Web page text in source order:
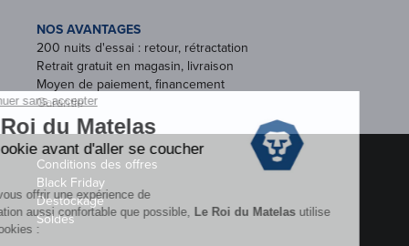
NOS AVANTAGES
200 nuits d'essai : retour, rétractation
Retrait gratuit en magasin, livraison
Moyen de paiement, financement
Garantie
Conditions des offres
Black Friday
Destockage
Soldes